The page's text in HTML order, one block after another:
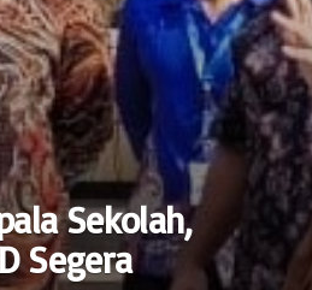
Sekolah,
Segera